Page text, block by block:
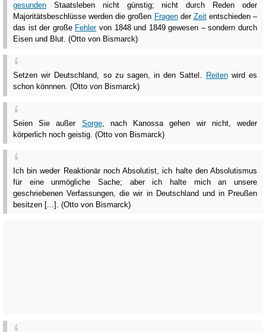
gesunden Staatsleben nicht günstig; nicht durch Reden oder
Majoritätsbeschlüsse werden die großen Fragender Zeitentschieden –
das ist der große Fehlervon 1848 und 1849 gewesen – sondern durch
Eisen und Blut. (Otto von Bismarck)
Setzen wir Deutschland, so zu sagen, in den Sattel. Reitenwird es
schon könnnen. (Otto von Bismarck)
Seien Sie außer Sorge, nach Kanossa gehen wir nicht, weder
körperlich noch geistig. (Otto von Bismarck)
Ich bin weder Reaktionär noch Absolutist, ich halte den Absolutismus
für eine unmögliche Sache; aber ich halte mich an unsere
geschriebenen Verfassungen, die wir in Deutschland und in Preußen
besitzen [...]. (Otto von Bismarck)